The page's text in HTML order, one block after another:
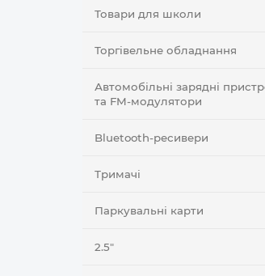
Товари для школи
Торгівельне обладнання
Автомобільні зарядні
та FM-модулятори
Bluetooth-ресивери
Тримачі
Паркувальні карти
2.5"